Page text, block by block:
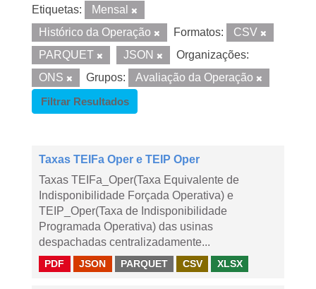
Etiquetas:
Mensal
Histórico da Operação
Formatos:
CSV
PARQUET
JSON
Organizações:
ONS
Grupos:
Avaliação da Operação
Filtrar Resultados
Taxas TEIFa Oper e TEIP Oper
Taxas TEIFa_Oper(Taxa Equivalente de
Indisponibilidade Forçada Operativa) e
TEIP_Oper(Taxa de Indisponibilidade
Programada Operativa) das usinas
despachadas centralizadamente...
PDF JSON PARQUET CSV XLSX